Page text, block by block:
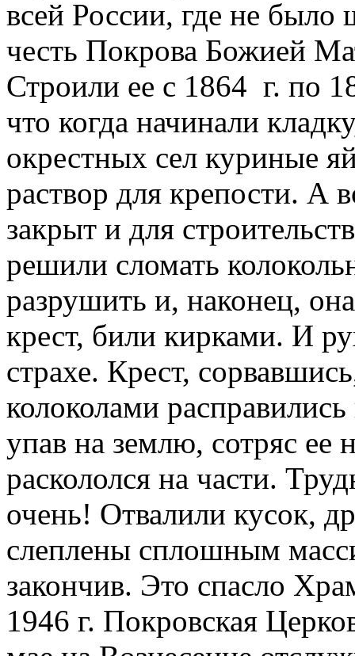
всей России, где не было
честь Покрова Божией
Строили ее с 1864 г. по
что когда начинали
окрестных сел куриные
раствор для крепости. А
закрыт и для
решили сломать
разрушить и, наконец,
крест, били кирками. И
страхе. Крест,
колоколами
упав на землю, сотряс ее
раскололся на части.
очень! Отвалили кусок,
слеплены сплошным
закончив. Это спасло
1946 г. Покровская